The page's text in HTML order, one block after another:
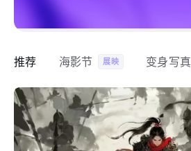
推荐 海影节 展映 变身写真